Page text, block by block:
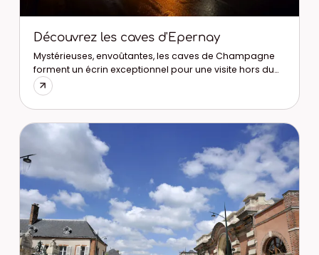
Découvrez les caves d'Epernay
Mystérieuses, envoûtantes, les caves de Champagne
forment un écrin exceptionnel pour une visite hors du
temps.